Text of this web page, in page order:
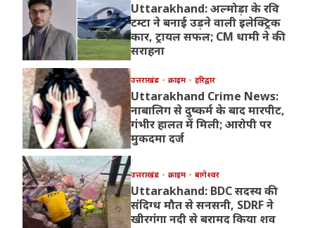
Uttarakhand: अल्मोड़ा के रवि
टम्टा ने बनाई उड़ने वाली इलेक्ट्रिक
कार, ट्रायल सफल; CM धामी ने की
सराहना
उत्तराखंड क्राइम हरिद्वार
Uttarakhand Crime News:
नाबालिग से दुष्कर्म के बाद मारपीट,
गंभीर हालत में मिली; आरोपी पर
मुकदमा दर्ज
उत्तराखंड क्राइम बागेश्वर
Uttarakhand: BDC सदस्य की
संदिग्ध मौत से सनसनी, SDRF ने
खीरगंगा नदी से बरामद किया शव